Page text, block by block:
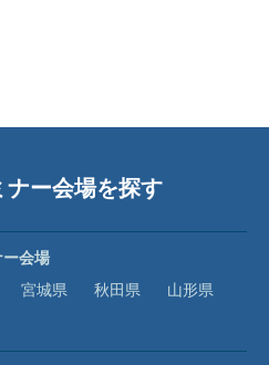
ー会場を探す
会場
宮城県 秋田県
山形県